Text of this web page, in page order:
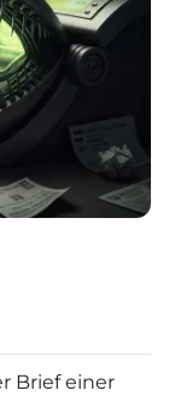
Brief einer